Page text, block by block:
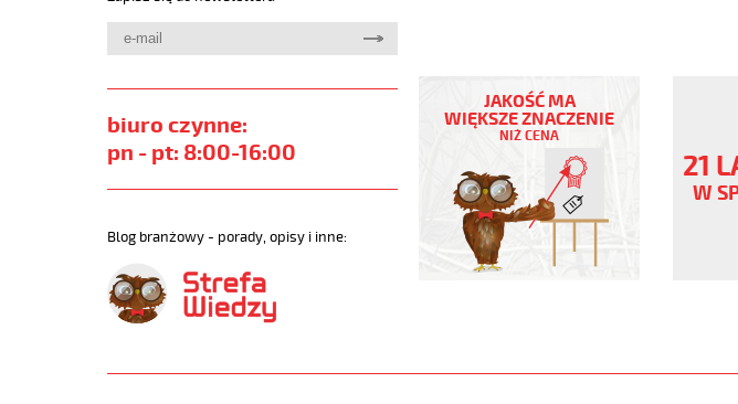
biuro czynne:
pn - pt: 8:00-16:00
Blog branżowy - porady, opisy i inne:
2x2,5
Przewód
300/500V
szary,
bezhalogenowy
https://www.static.helukabel-
sklep.pl/upload/galleries/products/
500-
JAKOŚĆ MA
WIĘKSZE ZNACZENIE
NIŻ CENA
21
W